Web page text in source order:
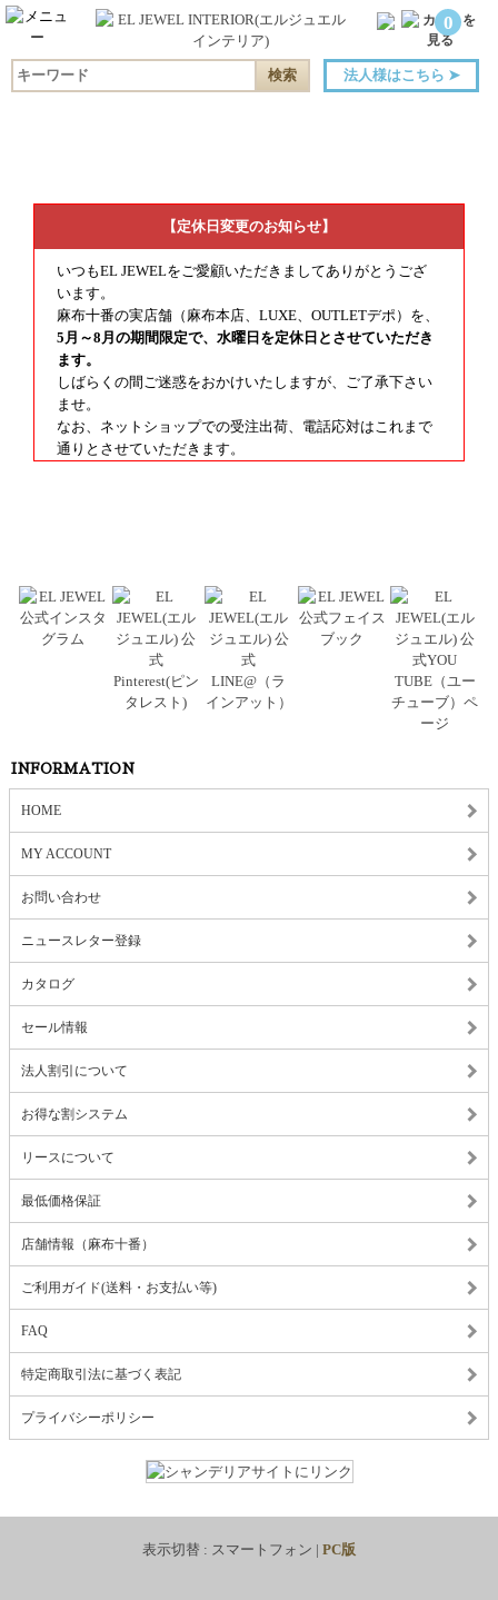
0
法人様はこちら ➤
【定休日変更のお知らせ】
いつもEL JEWELをご愛顧いただきましてありがとうござ
います。
麻布十番の実店舗（麻布本店、LUXE、OUTLETデポ）を、
5月～8月の期間限定で、水曜日を定休日とさせていただき
ます。
しばらくの間ご迷惑をおかけいたしますが、ご了承下さい
ませ。
なお、ネットショップでの受注出荷、電話応対はこれまで
通りとさせていただきます。
INFORMATION
HOME
MY ACCOUNT
お問い合わせ
ニュースレター登録
カタログ
セール情報
法人割引について
お得な割システム
リースについて
最低価格保証
店舗情報（麻布十番）
ご利用ガイド(送料・お支払い等)
FAQ
特定商取引法に基づく表記
プライバシーポリシー
表示切替 : スマートフォン | PC版